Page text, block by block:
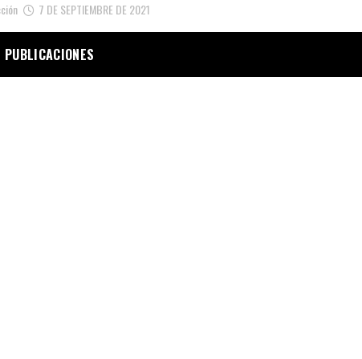
7 DE SEPTIEMBRE DE 2021
PUBLICACIONES